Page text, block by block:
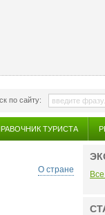
по сайту:
ТУРИСТА
О стране